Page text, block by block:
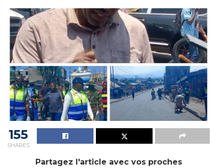
155
SHARES
Partagez l'article avec vos proches